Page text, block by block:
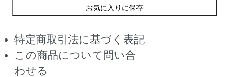
お気に入りに保存
特定商取引法に基づく表記
この商品について問い合
わせる